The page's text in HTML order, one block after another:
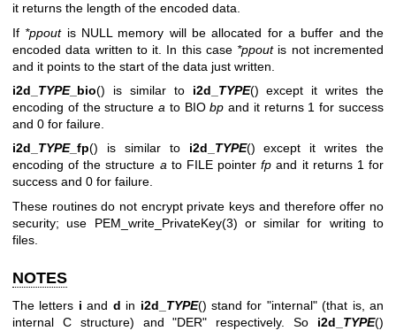
it returns the length of the encoded data.
If *ppoutis NULL memory will be allocated for a buffer and the
encoded data written to it. In this case *ppoutis not incremented
and it points to the start of the data just written.
i2d_ TYPE_bio() is similar to i2d_ TYPE() except it writes the
encoding of the structurea to BIObp and it returns 1 for success
and 0 for failure.
i2d_ TYPE_fp() is similar to i2d_ TYPE() except it writes the
encoding of the structure ato FILE pointerfp and it returns 1 for
success and 0 for failure.
These routines do not encrypt private keys and therefore offer no
security; use PEM_write_PrivateKey(3) or similar for writing to
files.
NOTES
The letters i and d in i2d_ TYPE() stand for "internal" (that is, an
internal C structure) and "DER" respectively. So i2d_ TYPE()